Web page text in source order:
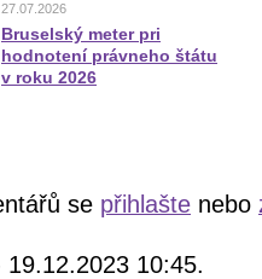
27.07.2026
Bruselský meter pri
hodnotení právneho štátu
v roku 2026
se přihlašte nebo
19.12.2023 10:45.